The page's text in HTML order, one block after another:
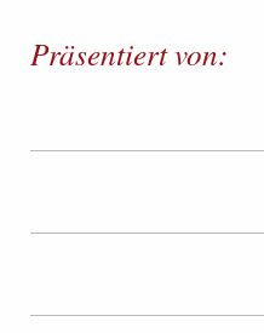
Präsentiert von: